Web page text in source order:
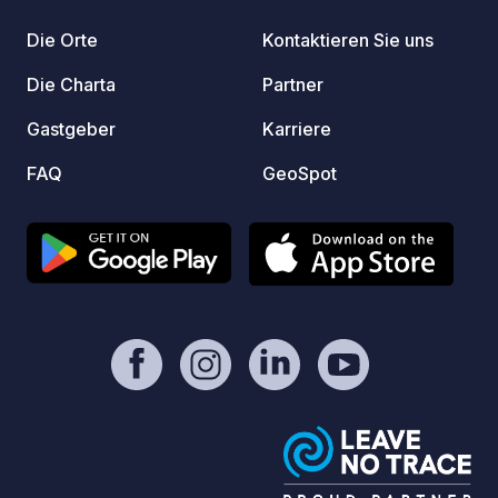
Die Orte
Die Charta
Gastgeber
FAQ
Kontaktieren Sie uns
Partner
Karriere
GeoSpot